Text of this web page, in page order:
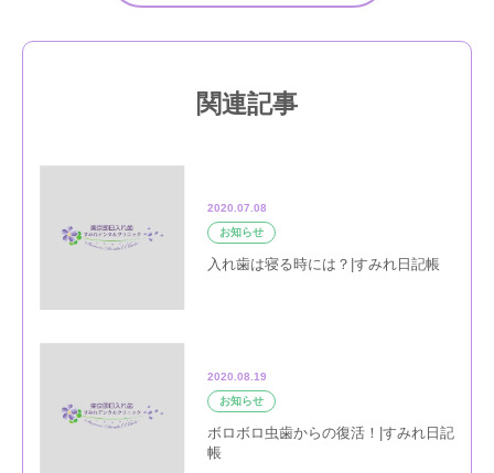
関連記事
2020.07.08
お知らせ
入れ歯は寝る時には？|すみれ日記帳
2020.08.19
お知らせ
ボロボロ虫歯からの復活！|すみれ日記
帳